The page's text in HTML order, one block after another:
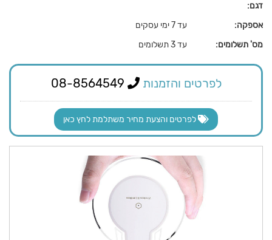
דגם:
אספקה:
עד 7 ימי עסקים
מס' תשלומים:
עד 3 תשלומים
לפרטים והזמנות
לפרטים והצעת מחיר משתלמת לחץ כאן